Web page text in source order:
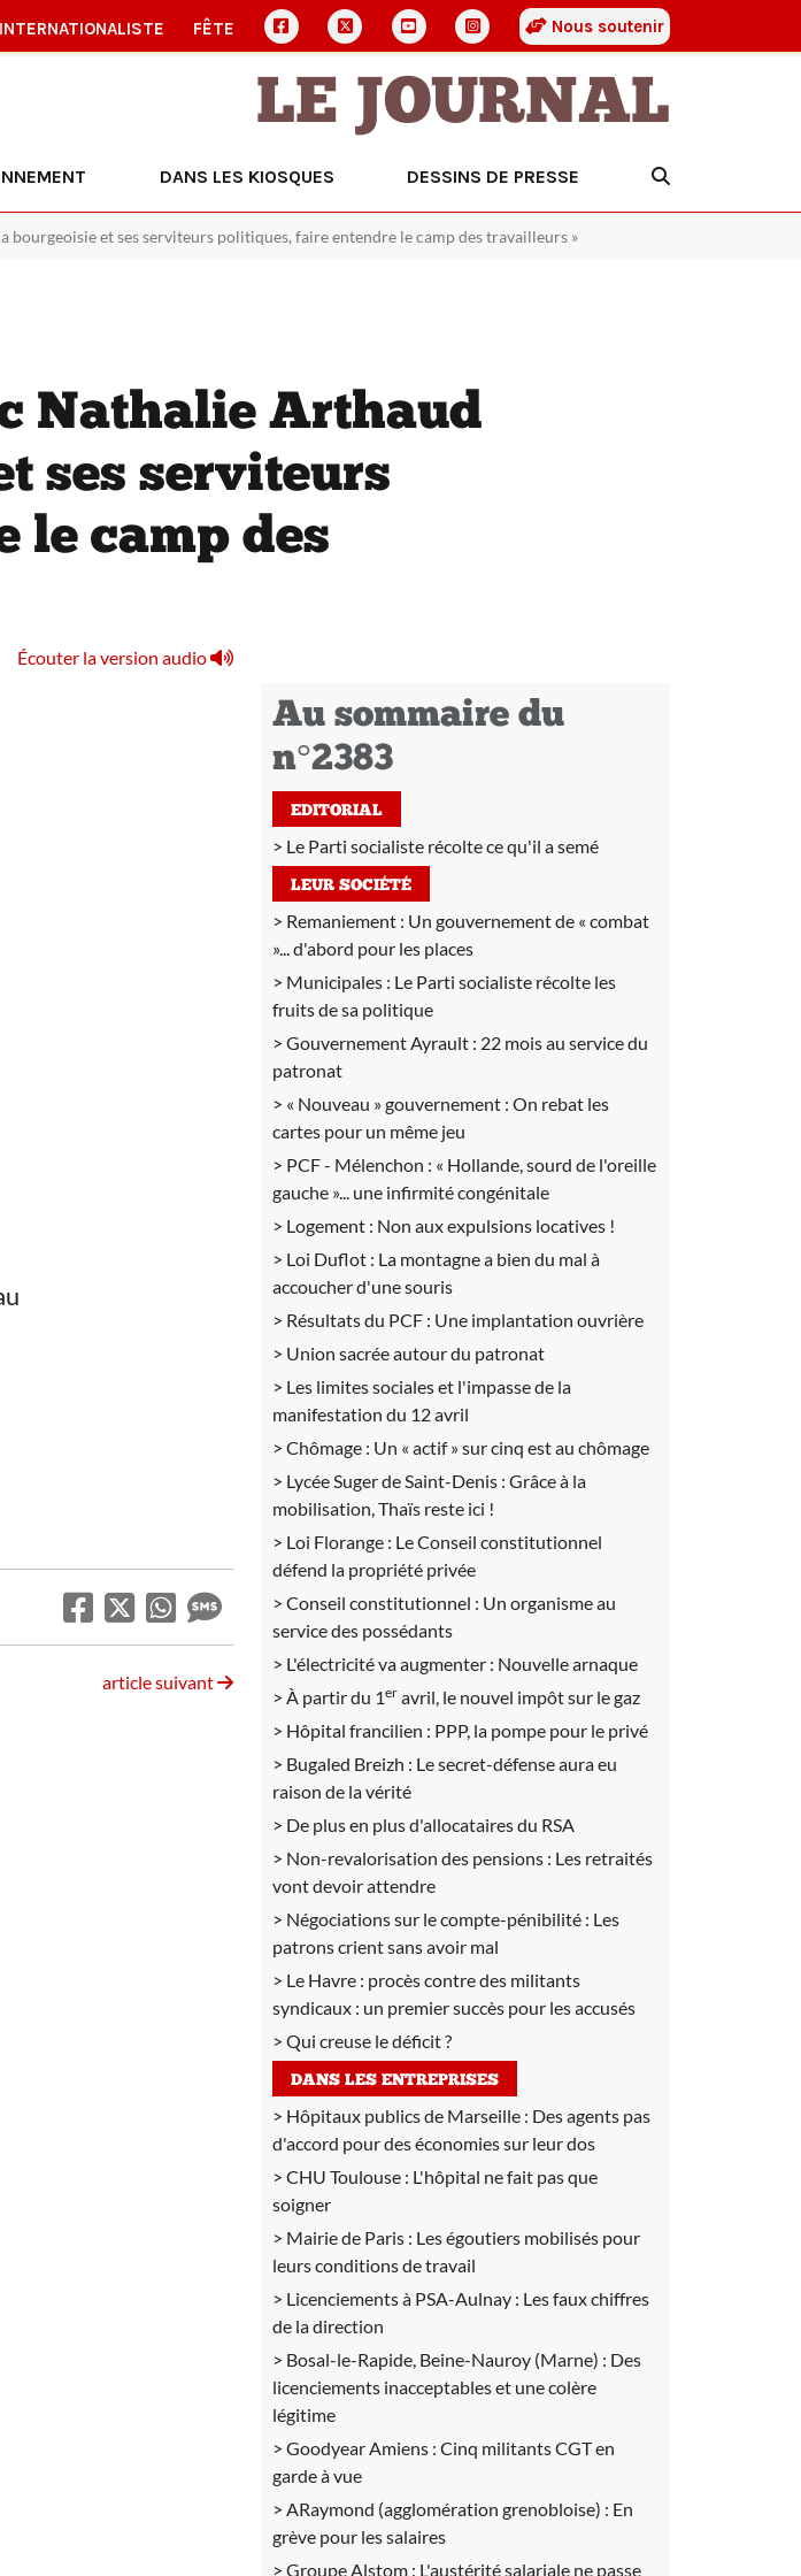
FÊTE Nous soutenir
LE JOURNAL
DANS LES KIOSQUES DESSINS DE PRESSE
bourgeoisie et ses serviteurs politiques, faire entendre le camp des travailleurs »
Nathalie Arthaud
ses serviteurs
le camp des
Écouter la version audio
article suivant
Au sommaire du
n°2383
EDITORIAL
Le Parti socialiste récolte ce qu'il a semé
LEUR SOCIÉTÉ
Remaniement : Un gouvernement de « combat
»... d'abord pour les places
Municipales : Le Parti socialiste récolte les
fruits de sa politique
Gouvernement Ayrault : 22 mois au service du
patronat
« Nouveau » gouvernement : On rebat les
cartes pour un même jeu
PCF - Mélenchon : « Hollande, sourd de l'oreille
gauche »... une infirmité congénitale
Logement : Non aux expulsions locatives !
Loi Duflot : La montagne a bien du mal à
accoucher d'une souris
Résultats du PCF : Une implantation ouvrière
Union sacrée autour du patronat
Les limites sociales et l'impasse de la
manifestation du 12 avril
Chômage : Un « actif » sur cinq est au chômage
Lycée Suger de Saint-Denis : Grâce à la
mobilisation, Thaïs reste ici !
Loi Florange : Le Conseil constitutionnel
défend la propriété privée
Conseil constitutionnel : Un organisme au
service des possédants
L'électricité va augmenter : Nouvelle arnaque
À partir du 1er avril, le nouvel impôt sur le gaz
Hôpital francilien : PPP, la pompe pour le privé
Bugaled Breizh : Le secret-défense aura eu
raison de la vérité
De plus en plus d'allocataires du RSA
Non-revalorisation des pensions : Les retraités
vont devoir attendre
Négociations sur le compte-pénibilité : Les
patrons crient sans avoir mal
Le Havre : procès contre des militants
syndicaux : un premier succès pour les accusés
Qui creuse le déficit ?
DANS LES ENTREPRISES
Hôpitaux publics de Marseille : Des agents pas
d'accord pour des économies sur leur dos
CHU Toulouse : L'hôpital ne fait pas que
soigner
Mairie de Paris : Les égoutiers mobilisés pour
leurs conditions de travail
Licenciements à PSA-Aulnay : Les faux chiffres
de la direction
Bosal-le-Rapide, Beine-Nauroy (Marne) : Des
licenciements inacceptables et une colère
légitime
Goodyear Amiens : Cinq militants CGT en
garde à vue
ARaymond (agglomération grenobloise) : En
grève pour les salaires
Groupe Alstom : L'austérité salariale ne passe